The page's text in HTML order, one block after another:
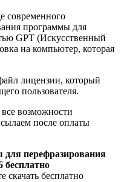
современного
программы для
GPT (Искусственный
на компьютер, которая
лицензии, который
пользователя.
возможности
после оплаты
перефразирования
бесплатно
бесплатно